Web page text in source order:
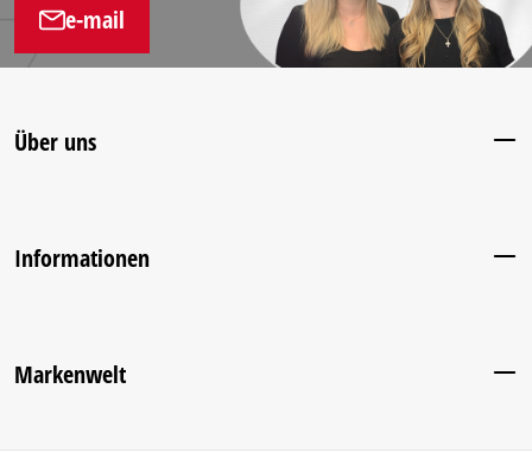
e-mail
Über uns
Informationen
Markenwelt